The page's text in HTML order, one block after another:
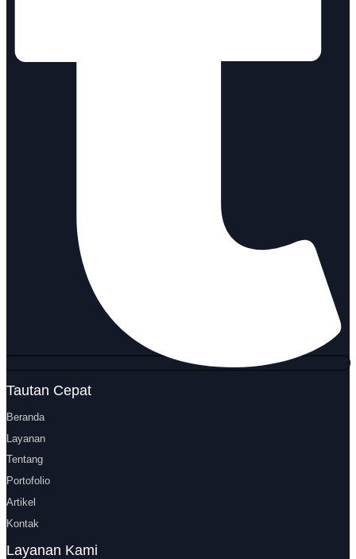
Tautan Cepat
Beranda
Layanan
Tentang
Portofolio
Artikel
Kontak
Layanan Kami